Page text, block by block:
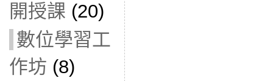
開授課 (20)
數位學習工
作坊 (8)